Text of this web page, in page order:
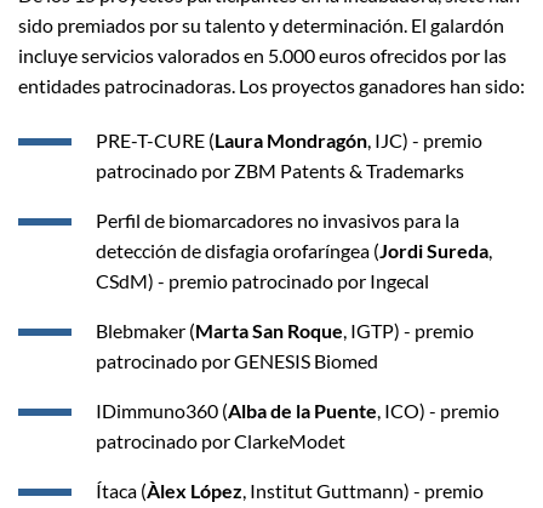
sido premiados por su talento y determinación. El galardón
incluye servicios valorados en 5.000 euros ofrecidos por las
entidades patrocinadoras. Los proyectos ganadores han sido:
PRE-T-CURE (Laura Mondragón, IJC) - premio
patrocinado por ZBM Patents & Trademarks
Perfil de biomarcadores no invasivos para la
detección de disfagia orofaríngea (Jordi Sureda,
CSdM) - premio patrocinado por Ingecal
Blebmaker (Marta San Roque, IGTP) - premio
patrocinado por GENESIS Biomed
IDimmuno360 (Alba de la Puente, ICO) - premio
patrocinado por ClarkeModet
Ítaca (Àlex López, Institut Guttmann) - premio